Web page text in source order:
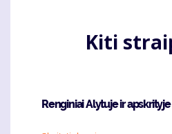
Kiti
Renginiai Alytuje ir apskrityje